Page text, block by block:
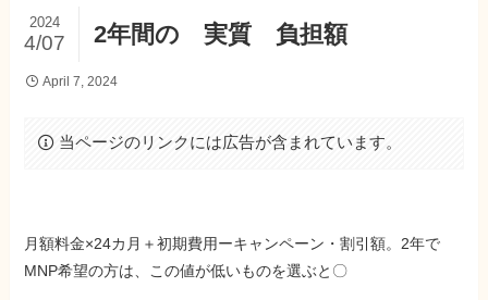
2年間の 実質 負担額
2024
4/07
April 7, 2024
当ページのリンクには広告が含まれています。
月額料金×24カ月＋初期費用ーキャンペーン・割引額。2年で
MNP希望の方は、この値が低いものを選ぶと〇